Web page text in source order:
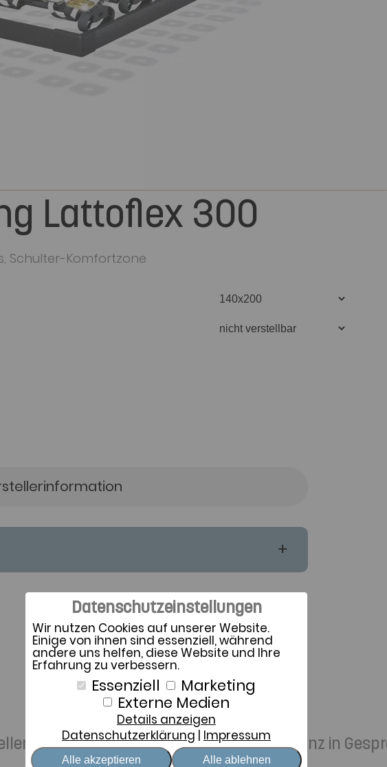
Datenschutzeinstellungen
Wir nutzen Cookies auf unserer Website.
Einige von ihnen sind essenziell, während
andere uns helfen, diese Website und Ihre
Erfahrung zu verbessern.
Essenziell
Marketing
Externe Medien
Details anzeigen
Datenschutzerklärung Impressum
Alle akzeptieren Alle ablehnen
Lattoflex 300
Schulter-Komfortzone
Zeit für Sie
Schlafwünschen und achtsamer Distanz in